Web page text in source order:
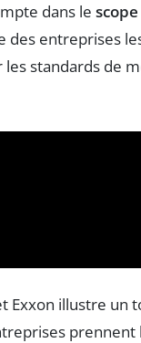
dans le scope
entreprises
standards de
Exxon illustre un
prennent